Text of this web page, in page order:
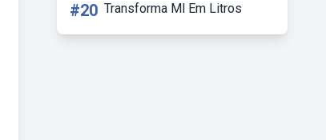
#20 Transforma Ml Em Litros